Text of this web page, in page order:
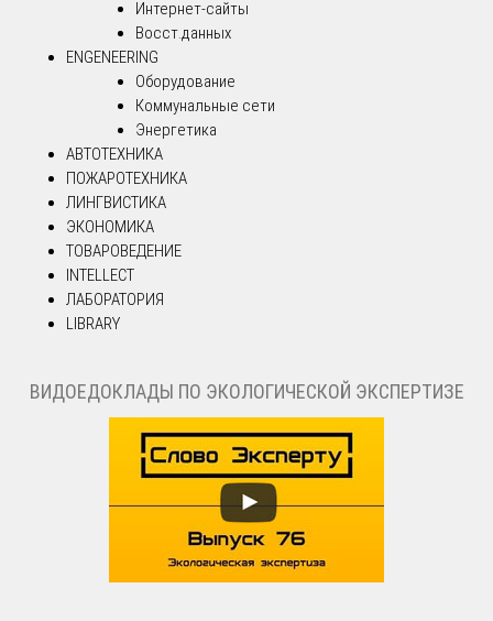
Интернет-сайты
Восст.данных
ENGENEERING
Оборудование
Коммунальные сети
Энергетика
АВТОТЕХНИКА
ПОЖАРОТЕХНИКА
ЛИНГВИСТИКА
ЭКОНОМИКА
ТОВАРОВЕДЕНИЕ
INTELLECT
ЛАБОРАТОРИЯ
LIBRARY
ВИДОЕДОКЛАДЫ ПО ЭКОЛОГИЧЕСКОЙ ЭКСПЕРТИЗЕ